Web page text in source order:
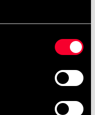
af returretten.